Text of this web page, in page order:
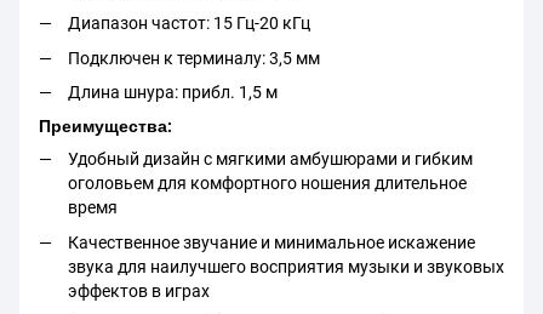
Диапазон частот: 15 Гц-20 кГц
Подключен к терминалу: 3,5 мм
Длина шнура: прибл. 1,5 м
Преимущества:
Удобный дизайн с мягкими амбушюрами и гибким
оголовьем для комфортного ношения длительное
время
Качественное звучание и минимальное искажение
звука для наилучшего восприятия музыки и звуковых
эффектов в играх